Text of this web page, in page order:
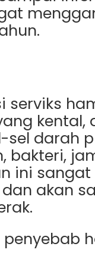
serviks
kental,
darah
bakteri,
ini
akan